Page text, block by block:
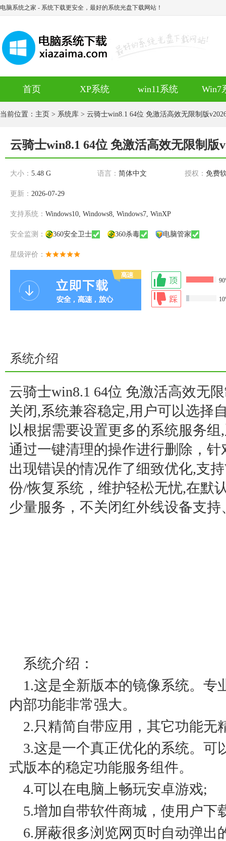
电脑系统之家 - 系统下载更安全，最好的系统光盘下载网站！
首页 XP系统 win11系统 Win7
当前位置： 主页 > 系统库 > 云骑士win8.1 64位 免激活高效无限制版
云骑士win8.1 64位 免激活高效无限制版
大小： 5.48 G 语言： 简体中文 授权： 免费
更新： 2026-07-29
支持系统： Windows10, Windows8, Windows7, WinXP
安全监测： 360安全卫士 360杀毒 电脑管家
星级评价：
系统介绍
云骑士win8.1 64位 免激活高效无
关闭,系统兼容稳定,用户可以选择
以根据需要设置更多的系统服务
通过一键清理的操作进行删除，
出现错误的情况作了细致优化,支
份/恢复系统，维护轻松无忧,在默
少量服务，不关闭红外线设备支
系统介绍：
1.这是全新版本的镜像系统。专
内部功能非常强大。
2.只精简自带应用，其它功能无
3.这是一个真正优化的系统。可
式版本的稳定功能服务组件。
4.可以在电脑上畅玩安卓游戏;
5.增加自带软件商城，使用户下
6.屏蔽很多浏览网页时自动弹出